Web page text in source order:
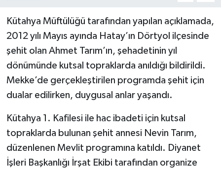
Kütahya Müftülüğü tarafından yapılan açıklamada,
2012 yılı Mayıs ayında Hatay’ın Dörtyol ilçesinde
şehit olan Ahmet Tarım’ın, şehadetinin yıl
dönümünde kutsal topraklarda anıldığı bildirildi.
Mekke’de gerçekleştirilen programda şehit için
dualar edilirken, duygusal anlar yaşandı.
Kütahya 1. Kafilesi ile hac ibadeti için kutsal
topraklarda bulunan şehit annesi Nevin Tarım,
düzenlenen Mevlit programına katıldı. Diyanet
İşleri Başkanlığı İrşat Ekibi tarafından organize
Sağlık
Siyaset
Teknoloji
Vasıta